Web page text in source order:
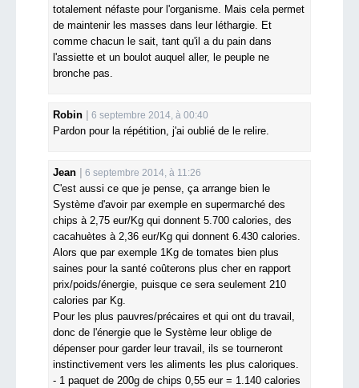
totalement néfaste pour l'organisme. Mais cela permet
de maintenir les masses dans leur léthargie. Et
comme chacun le sait, tant qu'il a du pain dans
l'assiette et un boulot auquel aller, le peuple ne
bronche pas.
Robin 6 septembre 2014, à 00:40
Pardon pour la répétition, j'ai oublié de le relire.
Jean 6 septembre 2014, à 11:26
C'est aussi ce que je pense, ça arrange bien le
Système d'avoir par exemple en supermarché des
chips à 2,75 eur/Kg qui donnent 5.700 calories, des
cacahuètes à 2,36 eur/Kg qui donnent 6.430 calories.
Alors que par exemple 1Kg de tomates bien plus
saines pour la santé coûterons plus cher en rapport
prix/poids/énergie, puisque ce sera seulement 210
calories par Kg.
Pour les plus pauvres/précaires et qui ont du travail,
donc de l'énergie que le Système leur oblige de
dépenser pour garder leur travail, ils se tourneront
instinctivement vers les aliments les plus caloriques.
- 1 paquet de 200g de chips 0,55 eur = 1.140 calories